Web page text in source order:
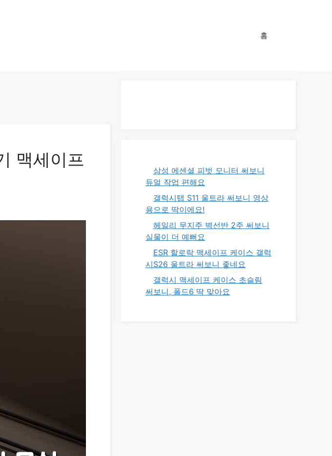
홈
맥세이프
삼성 에센셜 피벗 모니터 써보니
듀얼 작업 편해요
갤럭시탭 S11 울트라 써보니 영상
용으로 딱이에요!
헤일리 무지주 벽선반 2주 써보니
실물이 더 예뻐요
ESR 할로락 맥세이프 케이스 갤럭
시S26 울트라 써보니 좋네요
갤럭시 맥세이프 케이스 초슬림
써보니, 폴드6 딱 맞아요